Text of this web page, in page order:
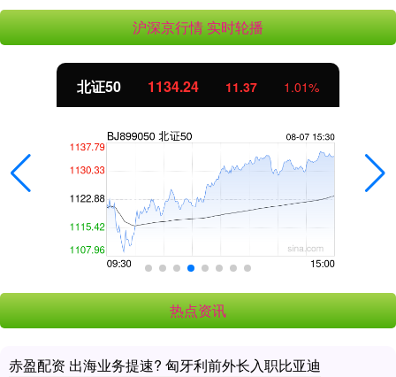
沪深京行情 实时轮播
北证50 1134.24 11.37 1.01%
热点资讯
赤盈配资 出海业务提速? 匈牙利前外长入职比亚迪